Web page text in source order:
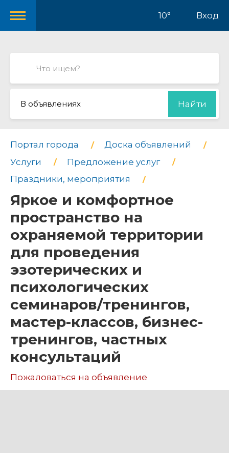
10° Вход
В объявлениях Найти
Портал города
Доска объявлений
Услуги
Предложение услуг
Праздники, мероприятия
Яркое и комфортное
пространство на
охраняемой территории
для проведения
эзотерических и
психологических
семинаров/тренингов,
мастер-классов, бизнес-
тренингов, частных
консультаций
Пожаловаться на объявление